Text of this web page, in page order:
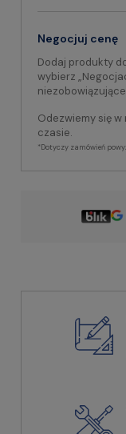
Negocjuj cenę
Dodaj produkty
wybierz
Odezwiemy się
czasie.
*Dotyczy zamówień